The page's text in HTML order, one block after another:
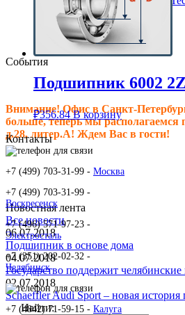
Сальники подшипника
Клиновые ремни
Техпластина резиновая
События
Внимание! Офис в Санкт-
больше, теперь мы располагаемся
д.28, литер.А! Ждем Вас в гости!
Новостная лента
Все новости
06.07.2018
Подшипник в основе дома
04.07.2018
Государство поддержит
02.07.2018
Schaeffler Audi Sport – новая история
Найти:
Подшипник 6002
₽356.84 В корзину
Контакты
+7 (499) 703-31-99 - Москва
+7 (499) 703-31-99 -
Воскресенск
+7 (496) 571-97-23 -
Электросталь
+7 (351) 202-02-32 -
Челябинск
+7 (4842) 71-59-15 - Калуга